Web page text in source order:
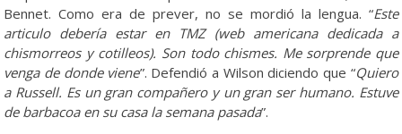
Bennet. Como era de prever, no se mordió la lengua. “Este
articulo debería estar en TMZ (web americana dedicada a
chismorreos y cotilleos). Son todo chismes. Me sorprende que
venga de donde viene”. Defendió a Wilson diciendo que “Quiero
a Russell. Es un gran compañero y un gran ser humano. Estuve
de barbacoa en su casa la semana pasada”.